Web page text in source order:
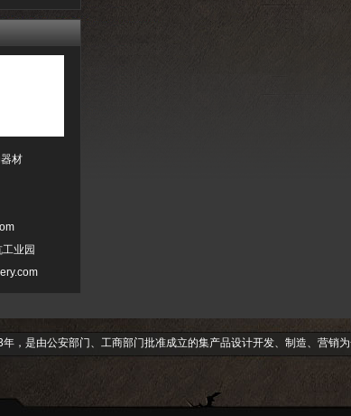
材
业园
，是由公安部门、工商部门批准成立的集产品设计开发、制造、营销